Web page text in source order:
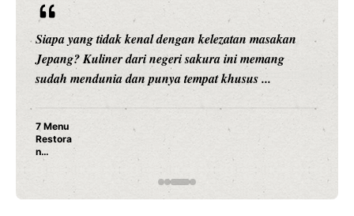
Siapa yang tidak kenal dengan kelezatan masakan
Jepang? Kuliner dari negeri sakura ini memang
sudah mendunia dan punya tempat khusus ...
7 Menu
Restora
n
Jepang
yang
Dicoba,